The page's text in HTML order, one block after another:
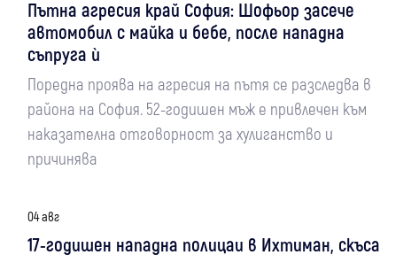
Пътна агресия край София: Шофьор засече
автомобил с майка и бебе, после нападна
съпруга ѝ
Поредна проява на агресия на пътя се разследва в
района на София. 52-годишен мъж е привлечен към
наказателна отговорност за хулиганство и
причинява
04 авг
17-годишен нападна полицаи в Ихтиман, скъса